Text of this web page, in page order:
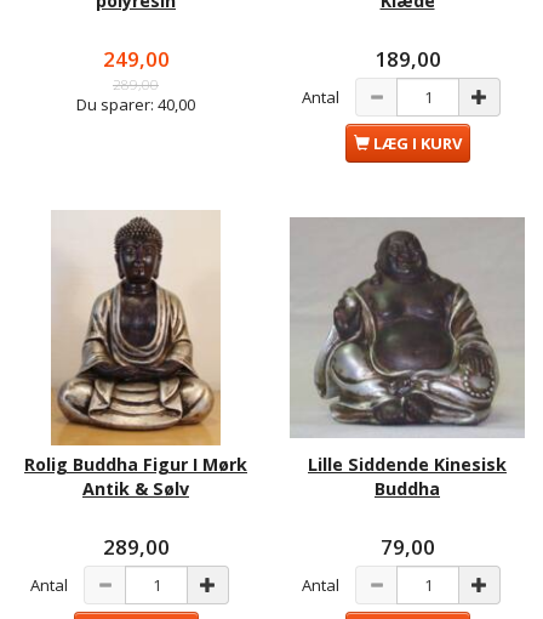
249,00
289,00
Du sparer: 40,00
189,00
Antal
LÆG I KURV
Rolig Buddha Figur I Mørk
Antik & Sølv
289,00
Antal
Lille Siddende Kinesisk
Buddha
79,00
Antal